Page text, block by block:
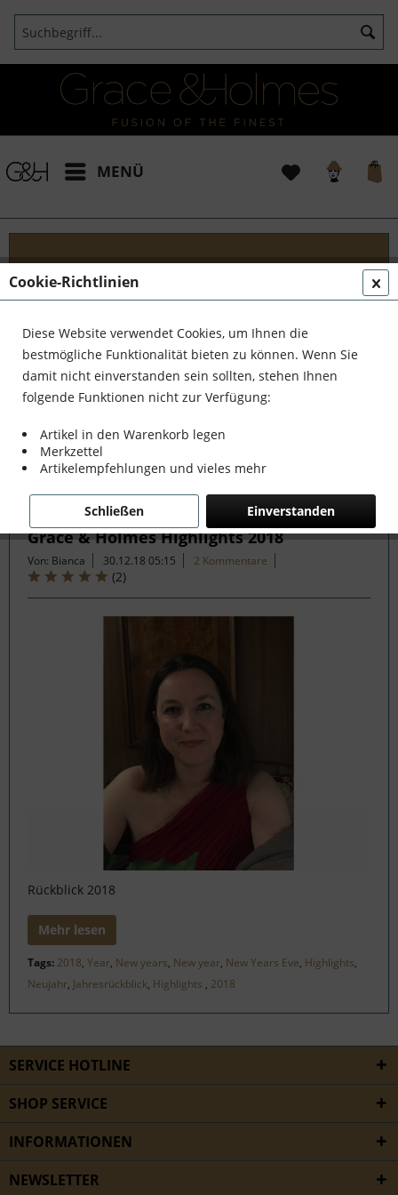
MENÜ
Blog
Reise! Tauche mit uns ein in die faszinierende Welt
der außergewöhnlichen Entdecker, talentierten
Kunsthandwerker und kühnen Unternehmer....
mehr erfahren »
Filtern
Grace & Holmes Highlights 2018
Von: Bianca 30.12.18 05:15 2 Kommentare
(2)
Rückblick 2018
Mehr lesen
Tags: 2018, Year, New years, New year, New Years Eve, Highlights,
Neujahr, Jahresrückblick, Highlights , 2018
SERVICE HOTLINE
SHOP SERVICE
INFORMATIONEN
NEWSLETTER
Cookie-Richtlinien
Diese Website verwendet Cookies, um Ihnen die
bestmögliche Funktionalität bieten zu können. Wenn Sie
damit nicht einverstanden sein sollten, stehen Ihnen
folgende Funktionen nicht zur Verfügung:
Artikel in den Warenkorb legen
Merkzettel
Artikelempfehlungen und vieles mehr
Einverstanden
Schließen